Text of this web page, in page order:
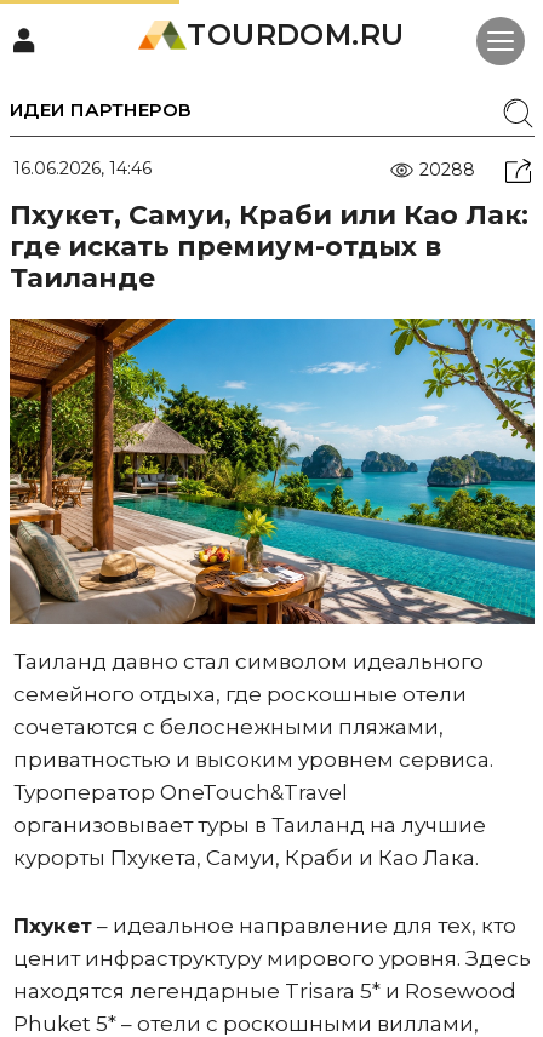
TOURDOM.RU
ИДЕИ ПАРТНЕРОВ
16.06.2026, 14:46 20288
Пхукет, Самуи, Краби или Као Лак:
где искать премиум-отдых в
Таиланде
Таиланд давно стал символом идеального
семейного отдыха, где роскошные отели
сочетаются с белоснежными пляжами,
приватностью и высоким уровнем сервиса.
Туроператор OneTouch&Travel
организовывает туры в Таиланд на лучшие
курорты Пхукета, Самуи, Краби и Као Лака.
Пхукет– идеальное направление для тех, кто
ценит инфраструктуру мирового уровня. Здесь
находятся легендарные Trisara 5* и Rosewood
Phuket 5* – отели с роскошными виллами,